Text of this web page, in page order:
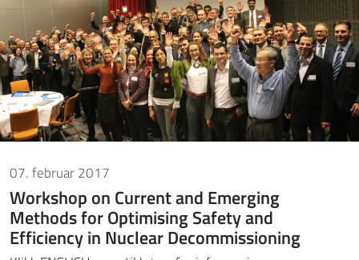
07. februar 2017
Workshop on Current and Emerging
Methods for Optimising Safety and
Efficiency in Nuclear Decommissioning